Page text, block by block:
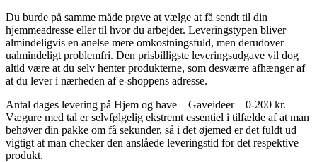
Du burde på samme måde prøve at vælge at få sendt til din
hjemmeadresse eller til hvor du arbejder. Leveringstypen bliver
almindeligvis en anelse mere omkostningsfuld, men derudover
ualmindeligt problemfri. Den prisbilligste leveringsudgave vil dog
altid være at du selv henter produkterne, som desværre afhænger af
at du lever i nærheden af e-shoppens adresse.
Antal dages levering på Hjem og have – Gaveideer – 0-200 kr. –
Vægure med tal er selvfølgelig ekstremt essentiel i tilfælde af at man
behøver din pakke om få sekunder, så i det øjemed er det fuldt ud
vigtigt at man checker den anslåede leveringstid for det respektive
produkt.